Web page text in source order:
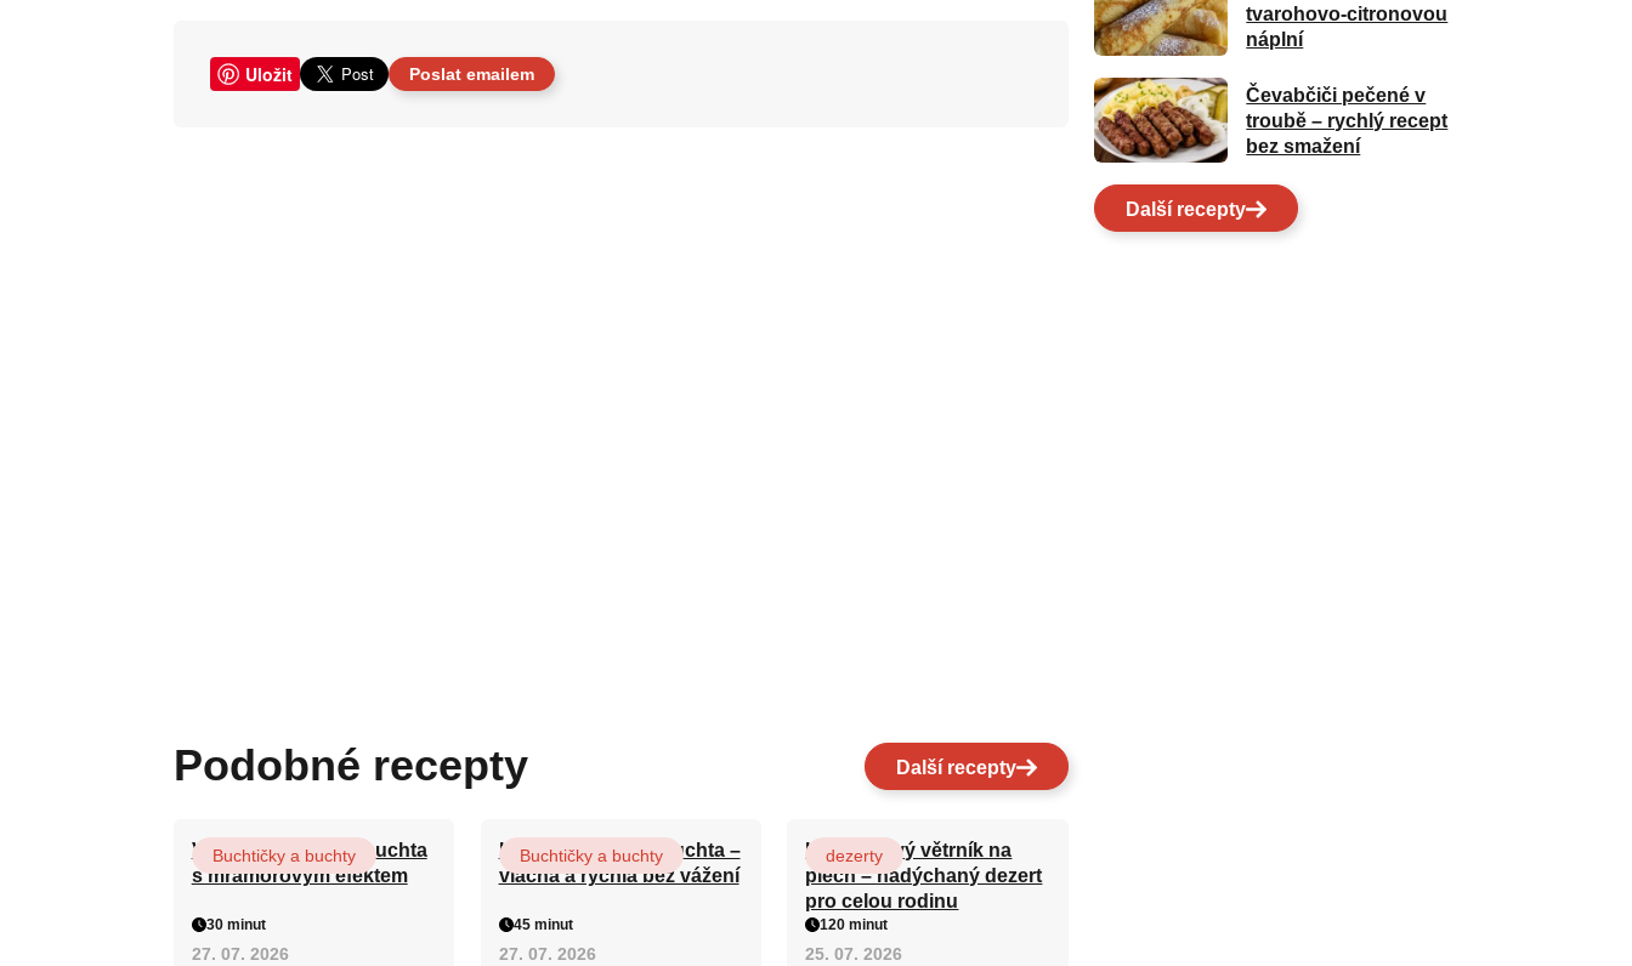
Uložit Poslat emailem
Podobné recepty Další recepty
Vláčná olejová litá buchta
s mramorovým efektem
Buchtičky a buchty
30 minut
27. 07. 2026
Hrnková maková buchta –
vláčná a rychlá bez vážení
Buchtičky a buchty
45 minut
27. 07. 2026
Karamelový větrník na
plech – nadýchaný dezert
pro celou rodinu
dezerty
120 minut
25. 07. 2026
tvarohovo-citronovou
náplní
Čevabčiči pečené v
troubě – rychlý recept
bez smažení
Další recepty